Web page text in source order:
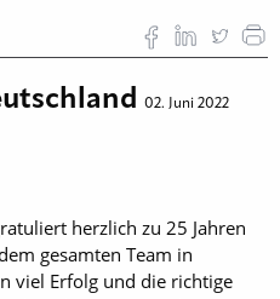
02. Juni 2022
herzlich zu 25 Jahren
gesamten Team in
viel Erfolg und die richtige